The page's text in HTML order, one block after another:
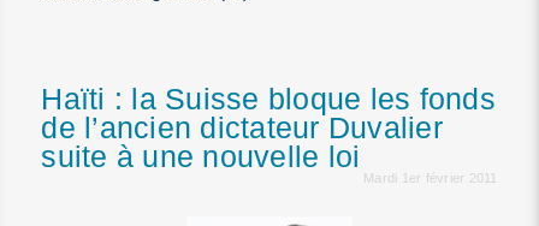
Haïti : la Suisse bloque les fonds
de l’ancien dictateur Duvalier
suite à une nouvelle loi
Mardi 1er février 2011